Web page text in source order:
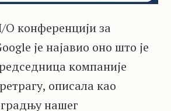
конференцији за
је најавио оно што је
компаније
описала као
нашег